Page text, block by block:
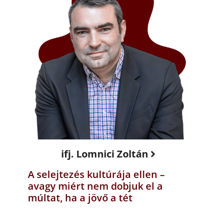
ifj. Lomnici Zoltán
A selejtezés kultúrája ellen –
avagy miért nem dobjuk el a
múltat, ha a jövő a tét